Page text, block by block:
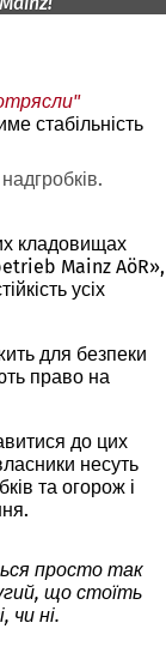
стабільність
кладовищах
Mainz AöR»,
усіх
для безпеки
право на
до цих
несуть
та огорож і
просто так
що стоїть
чи ні.